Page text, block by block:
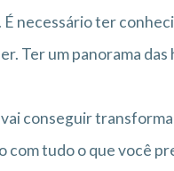
necessário ter
Ter um panorama
conseguir
tudo o que você